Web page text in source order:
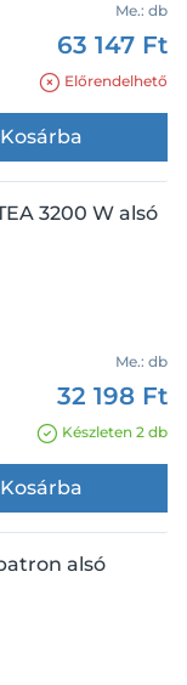
Me.: db
63 147 Ft
Előrendelhető
Kosárba
3200 W alsó
Me.: db
32 198 Ft
Készleten 2 db
Kosárba
alsó